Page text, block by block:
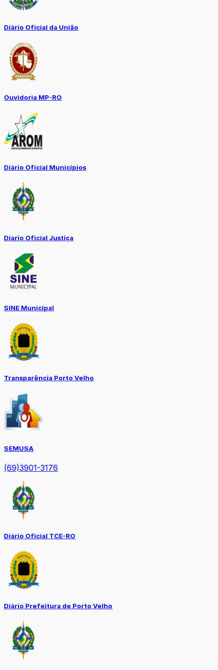
Diário Oficial da União
Ouvidoria MP-RO
Diário Oficial Municípios
Diario Oficial Justiça
SINE Municipal
Transparência Porto Velho
SEMUSA
(69)3901-3176
Diário Oficial TCE-RO
Diário Prefeitura de Porto Velho